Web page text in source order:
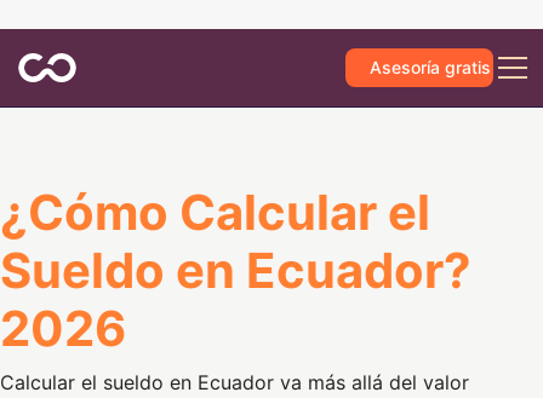
Asesoría gratis
¿Cómo Calcular el
Sueldo en Ecuador?
2026
Calcular el sueldo en Ecuador va más allá del valor